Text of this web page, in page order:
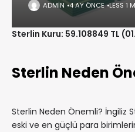
ADMIN 4 AY ÖNCE LESS 1
Sterlin Kuru: 59.108849 TL
Sterlin Neden
Sterlin Neden Önemli? İngiliz
eski ve en güçlü para